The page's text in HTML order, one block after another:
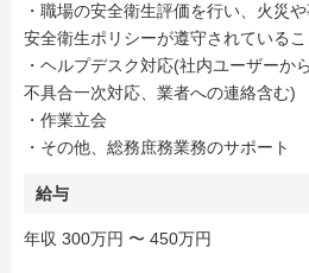
・職場の安全衛生評価を行い、火災
安全衛生ポリシーが遵守されている
・ヘルプデスク対応(社内ユーザーか
不具合一次対応、業者への連絡含む)
・作業立会
・その他、総務庶務業務のサポート
給与
年収 300万円 〜 450万円